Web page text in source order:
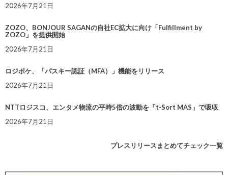
2026年7月21日
ZOZO、BONJOUR SAGANの自社EC拡大に向け「Fulfillment by
ZOZO」を提供開始
2026年7月21日
ロジポケ、「パスキー認証（MFA）」機能をリリース
2026年7月21日
NTTロジスコ、エンタメ物流の平時5倍の波動を「t-Sort MAS」で吸収
2026年7月21日
プレスリリースまとめてチェック一覧